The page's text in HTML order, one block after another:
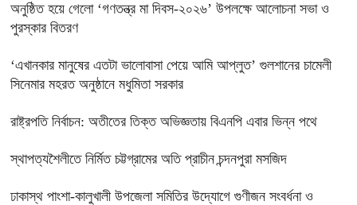
অনুষ্ঠিত হয়ে গেলো ‘গণতন্ত্র মা দিবস-২০২৬’ উপলক্ষে আলোচনা সভা ও
পুরস্কার বিতরণ
‘এখানকার মানুষের এতটা ভালোবাসা পেয়ে আমি আপ্লুত’ গুলশানের চামেলী
সিনেমার মহরত অনুষ্ঠানে মধুমিতা সরকার
রাষ্ট্রপতি নির্বাচন: অতীতের তিক্ত অভিজ্ঞতায় বিএনপি এবার ভিন্ন পথে
স্থাপত্যশৈলীতে নির্মিত চট্টগ্রামের অতি প্রাচীন চন্দনপুরা মসজিদ
ঢাকাস্থ পাংশা-কালুখালী উপজেলা সমিতির উদ্যোগে গুণীজন সংবর্ধনা ও